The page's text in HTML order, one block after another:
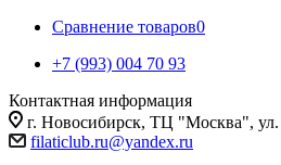
Сравнение товаров0
+7 (993) 004 70 93
Контактная информация
г. Новосибирск, ТЦ "Москва",
filaticlub.ru@yandex.ru